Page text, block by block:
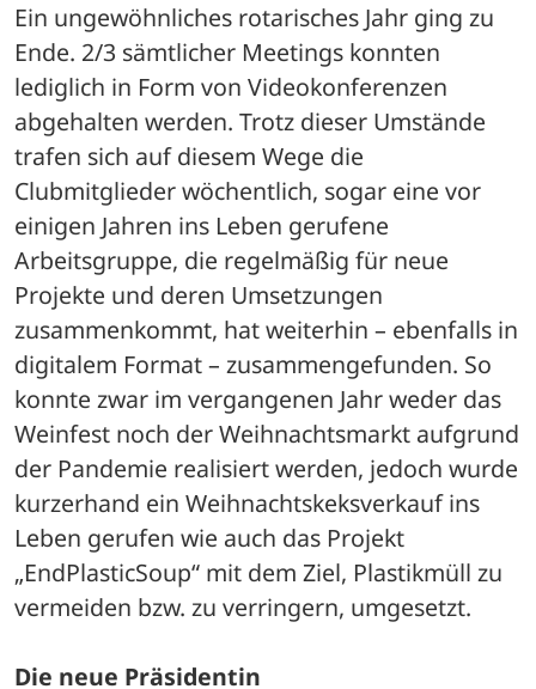
Ein ungewöhnliches rotarisches Jahr ging zu
Ende. 2/3 sämtlicher Meetings konnten
lediglich in Form von Videokonferenzen
abgehalten werden. Trotz dieser Umstände
trafen sich auf diesem Wege die
Clubmitglieder wöchentlich, sogar eine vor
einigen Jahren ins Leben gerufene
Arbeitsgruppe, die regelmäßig für neue
Projekte und deren Umsetzungen
zusammenkommt, hat weiterhin – ebenfalls in
digitalem Format – zusammengefunden. So
konnte zwar im vergangenen Jahr weder das
Weinfest noch der Weihnachtsmarkt aufgrund
der Pandemie realisiert werden, jedoch wurde
kurzerhand ein Weihnachtskeksverkauf ins
Leben gerufen wie auch das Projekt
„EndPlasticSoup“ mit dem Ziel, Plastikmüll zu
vermeiden bzw. zu verringern, umgesetzt.
Die neue Präsidentin